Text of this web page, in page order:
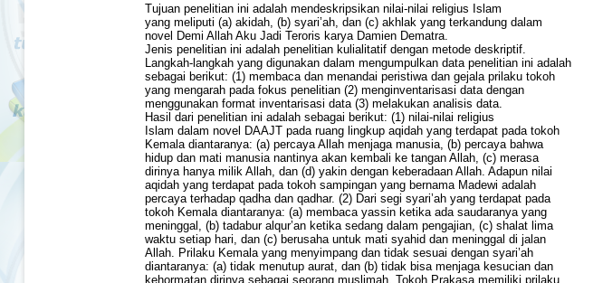
Tujuan penelitian ini adalah mendeskripsikan nilai-nilai religius Islam
yang meliputi (a) akidah, (b) syari’ah, dan (c) akhlak yang terkandung dalam
novel Demi Allah Aku Jadi Teroris karya Damien Dematra.
Jenis penelitian ini adalah penelitian kulialitatif dengan metode deskriptif.
Langkah-langkah yang digunakan dalam mengumpulkan data penelitian ini adalah
sebagai berikut: (1) membaca dan menandai peristiwa dan gejala prilaku tokoh
yang mengarah pada fokus penelitian (2) menginventarisasi data dengan
menggunakan format inventarisasi data (3) melakukan analisis data.
Hasil dari penelitian ini adalah sebagai berikut: (1) nilai-nilai religius
Islam dalam novel DAAJT pada ruang lingkup aqidah yang terdapat pada tokoh
Kemala diantaranya: (a) percaya Allah menjaga manusia, (b) percaya bahwa
hidup dan mati manusia nantinya akan kembali ke tangan Allah, (c) merasa
dirinya hanya milik Allah, dan (d) yakin dengan keberadaan Allah. Adapun nilai
aqidah yang terdapat pada tokoh sampingan yang bernama Madewi adalah
percaya terhadap qadha dan qadhar. (2) Dari segi syari’ah yang terdapat pada
tokoh Kemala diantaranya: (a) membaca yassin ketika ada saudaranya yang
meninggal, (b) tadabur alqur’an ketika sedang dalam pengajian, (c) shalat lima
waktu setiap hari, dan (c) berusaha untuk mati syahid dan meninggal di jalan
Allah. Prilaku Kemala yang menyimpang dan tidak sesuai dengan syari’ah
diantaranya: (a) tidak menutup aurat, dan (b) tidak bisa menjaga kesucian dan
kehormatan dirinya sebagai seorang muslimah. Tokoh Prakasa memiliki prilaku